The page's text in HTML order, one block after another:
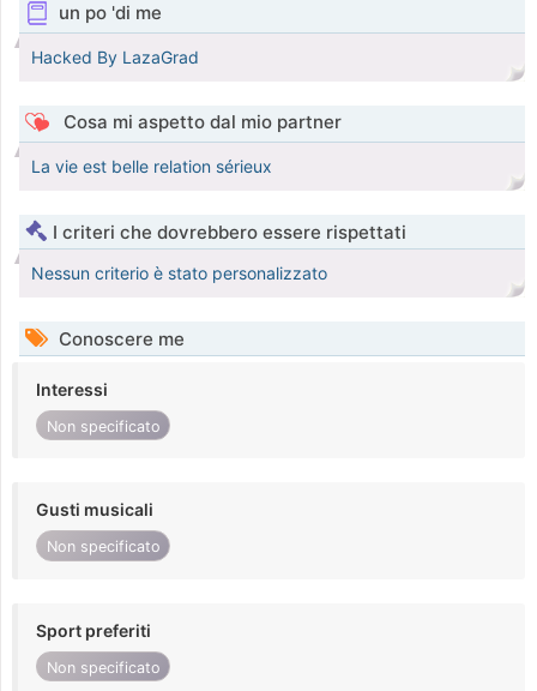
un po 'di me
Hacked By LazaGrad
Cosa mi aspetto dal mio partner
La vie est belle relation sérieux
I criteri che dovrebbero essere rispettati
Nessun criterio è stato personalizzato
Conoscere me
Interessi
Non specificato
Gusti musicali
Non specificato
Sport preferiti
Non specificato